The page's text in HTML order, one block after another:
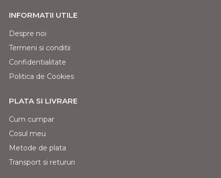
INFORMATII UTILE
Despre noi
Termeni si conditii
Confidentialitate
Politica de Cookies
PLATA SI LIVRARE
Cum cumpar
Cosul meu
Metode de plata
Transport si retururi